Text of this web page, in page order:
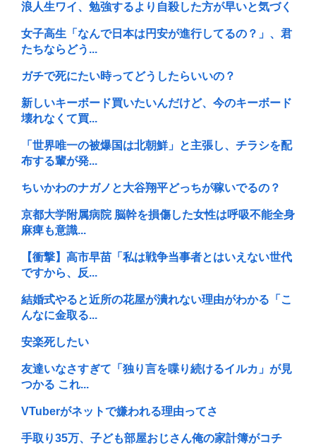
浪人生ワイ、勉強するより自殺した方が早いと気づく
女子高生「なんで日本は円安が進行してるの？」、君
たちならどう...
ガチで死にたい時ってどうしたらいいの？
新しいキーボード買いたいんだけど、今のキーボード
壊れなくて買...
「世界唯一の被爆国は北朝鮮」と主張し、チラシを配
布する輩が発...
ちいかわのナガノと大谷翔平どっちが稼いでるの？
京都大学附属病院 脳幹を損傷した女性は呼吸不能全身
麻痺も意識...
【衝撃】高市早苗「私は戦争当事者とはいえない世代
ですから、反...
結婚式やると近所の花屋が潰れない理由がわかる「こ
んなに金取る...
安楽死したい
友達いなさすぎて「独り言を喋り続けるイルカ」が見
つかる これ...
VTuberがネットで嫌われる理由ってさ
手取り35万、子ども部屋おじさん俺の家計簿がコチ